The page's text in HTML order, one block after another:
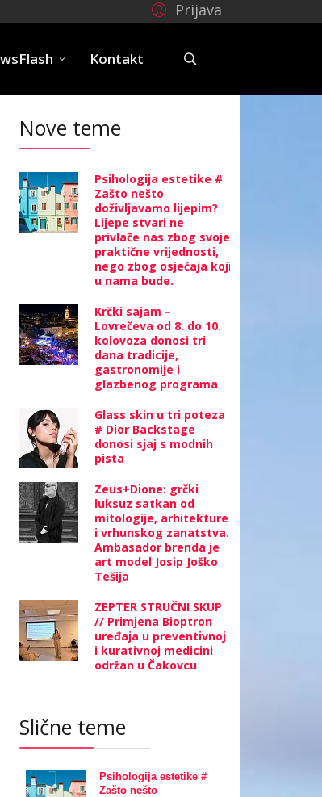
Prijava
Kontakt
Nove teme
Psihologija estetike #
Zašto nešto
doživljavamo lijepim?
Lijepe stvari ne
privlače nas zbog svoje
praktične vrijednosti,
nego zbog osjećaja koji
u nama bude.
Krčki sajam –
Lovrečeva od 8. do 10.
kolovoza donosi tri
dana tradicije,
gastronomije i
glazbenog programa
Glass skin u tri poteza
# Dior Backstage
donosi sjaj s modnih
pista
Zeus+Dione: grčki
luksuz satkan od
mitologije, arhitekture
i vrhunskog zanatstva.
Ambasador brenda je
art model Josip Joško
Tešija
ZEPTER STRUČNI SKUP
// Primjena Bioptron
uređaja u preventivnoj
i kurativnoj medicini
održan u Čakovcu
Slične teme
Psihologija estetike #
Zašto nešto